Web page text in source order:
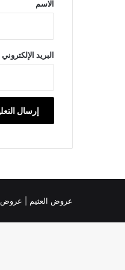
الاسم
البريد الإلكتروني
عروض العثيم عروض